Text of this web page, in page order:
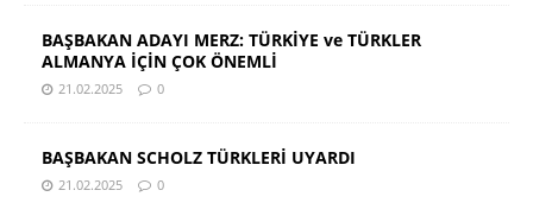
BAŞBAKAN ADAYI MERZ: TÜRKİYE ve TÜRKLER
ALMANYA İÇİN ÇOK ÖNEMLİ
21.02.2025 0
BAŞBAKAN SCHOLZ TÜRKLERİ UYARDI
21.02.2025 0